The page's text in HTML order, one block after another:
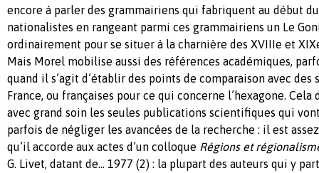
encore à parler des grammairiens qui fabriquent au début
nationalistes en rangeant parmi ces grammairiens un Le
ordinairement pour se situer à la charnière des XVIIIe et
Mais Morel mobilise aussi des références académiques,
quand il s’agit d’établir des points de comparaison avec
France, ou françaises pour ce qui concerne l’hexagone.
avec grand soin les seules publications scientifiques qui
parfois de négliger les avancées de la recherche : il est
qu’il accorde aux actes d’un colloque Régions et
G. Livet, datant de… 1977 (2) : la plupart des auteurs qui y